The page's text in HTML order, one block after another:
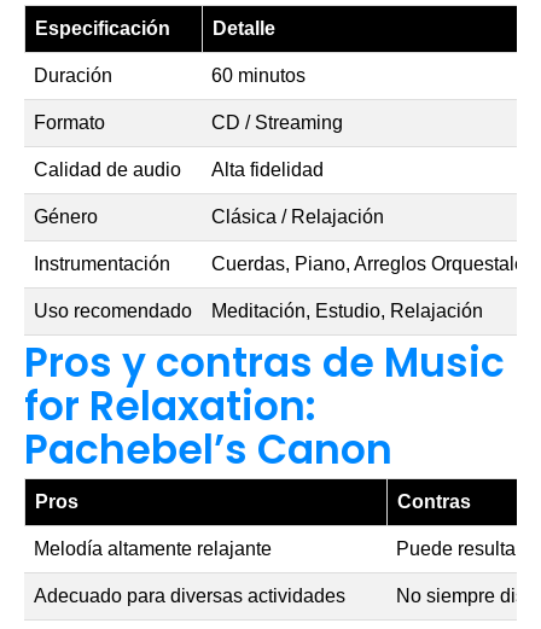
Especificación Detalle
Duración 60 minutos
Formato CD / Streaming
Calidad de audio Alta fidelidad
Género Clásica / Relajación
Instrumentación Cuerdas, Piano, Arreglos Orquestales
Uso recomendado Meditación, Estudio, Relajación
Pros y contras de Music
for Relaxation:
Pachebel’s Canon
Pros Contras
Melodía altamente relajante Puede resultar
Adecuado para diversas actividades No siempre